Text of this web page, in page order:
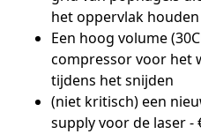
het oppervlak
Een hoog volume
compressor voor het
tijdens het snijden
(niet kritisch) een
supply voor de laser -